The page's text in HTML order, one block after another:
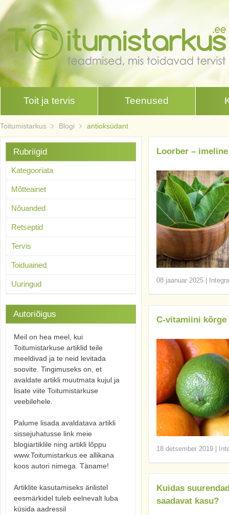
Toit ja tervis Teenused
Toitumistarkus Blogi antioksüdant
Loorber –
08 jaanuar 2025
C-vitamiini
18 detsember 2019
Kuidas
saadavat kasu?
Rubriigid
Kategooriata
Mõtteainet
Nõuanded
Retseptid
Tervis
Toiduained
Uuringud
Autoriõigus
Meil on hea meel, kui
Toitumistarkuse artiklid teile
meeldivad ja te neid levitada
soovite. Tingimuseks on, et
avaldate artikli muutmata kujul ja
lisate viite Toitumistarkuse
veebilehele.
Palume lisada avaldatava artikli
sissejuhatusse link meie
blogiartiklile ning artikli lõppu
www.Toitumistarkus.ee allikana
koos autori nimega. Täname!
Artiklite kasutamiseks ärilistel
eesmärkidel tuleb eelnevalt luba
küsida aadressil